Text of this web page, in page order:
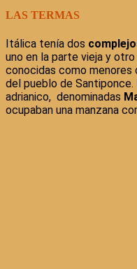
LAS TERMAS
Itálica tenía dos
uno en la parte vieja y
conocidas como menores
del pueblo de Santiponce.
adrianico, denominadas
ocupaban una manzana